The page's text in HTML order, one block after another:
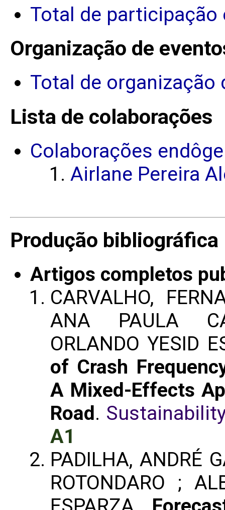
Total de participação
Organização de
Total de organização
Lista de colaborações
Colaborações
Airlane Pereira
Produção bibliográfica
Artigos completos
CARVALHO,
ANA PAULA
ORLANDO YESID
of Crash
A Mixed-Effects
Road. Sustainability
A1
PADILHA, ANDRÉ
ROTONDARO ;